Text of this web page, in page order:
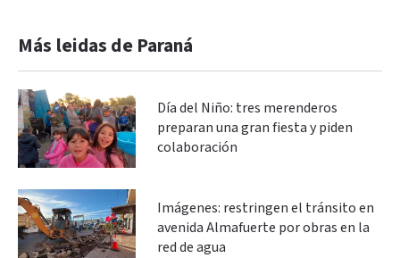
Más leidas de Paraná
Día del Niño: tres merenderos
preparan una gran fiesta y piden
colaboración
Imágenes: restringen el tránsito en
avenida Almafuerte por obras en la
red de agua